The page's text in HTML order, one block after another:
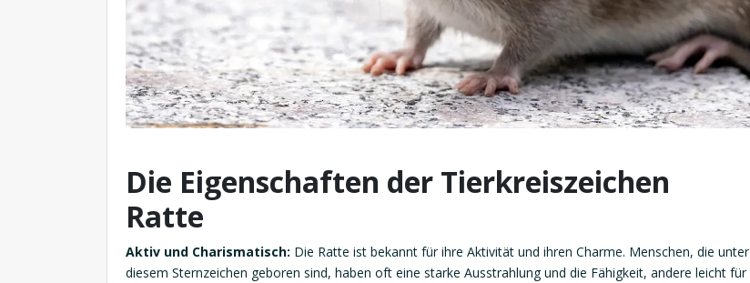
Die Eigenschaften der Tierkreiszeichen
Ratte
Aktiv und Charismatisch: Die Ratte ist bekannt für ihre Aktivität und ihren Charme. Menschen, die unter
diesem Sternzeichen geboren sind, haben oft eine starke Ausstrahlung und die Fähigkeit, andere leicht für